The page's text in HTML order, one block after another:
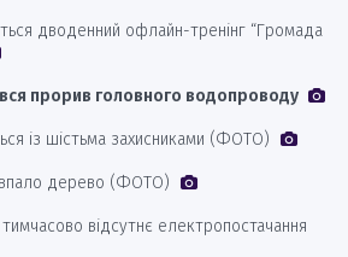
дводенний офлайн-тренінг “Громада
прорив головного водопроводу
із шістьма захисниками (ФОТО)
впало дерево (ФОТО)
відсутнє електропостачання